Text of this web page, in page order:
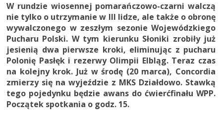
W rundzie wiosennej pomarańczowo-czarni walczą
nie tylko o utrzymanie w III lidze, ale także o obronę
wywalczonego w zeszłym sezonie Wojewódzkiego
Pucharu Polski. W tym kierunku Słoniki zrobiły już
jesienią dwa pierwsze kroki, eliminując z pucharu
Polonię Pasłęk i rezerwy Olimpii Elbląg. Teraz czas
na kolejny krok. Już w środę (20 marca), Concordia
zmierzy się na wyjeździe z MKS Działdowo. Stawką
tego pojedynku będzie awans do ćwierćfinału WPP.
Początek spotkania o godz. 15.